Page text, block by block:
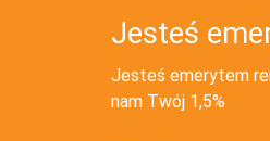
Jesteś
Jesteś emerytem
nam Twój 1,5%